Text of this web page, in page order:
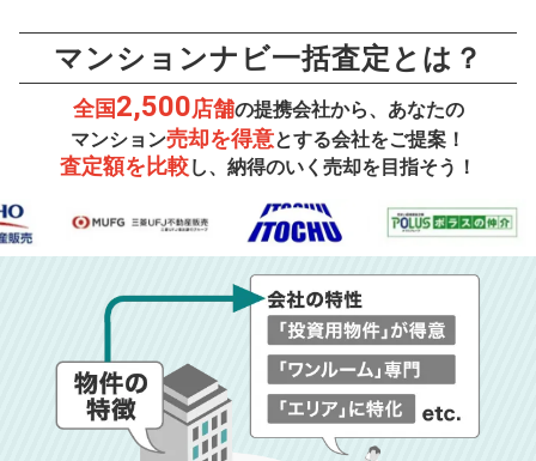
マンションナビ一括査定とは？
全国2,500店舗の提携会社から、あなたの
マンション売却を得意とする会社をご提案！
査定額を比較し、納得のいく売却を目指そう！